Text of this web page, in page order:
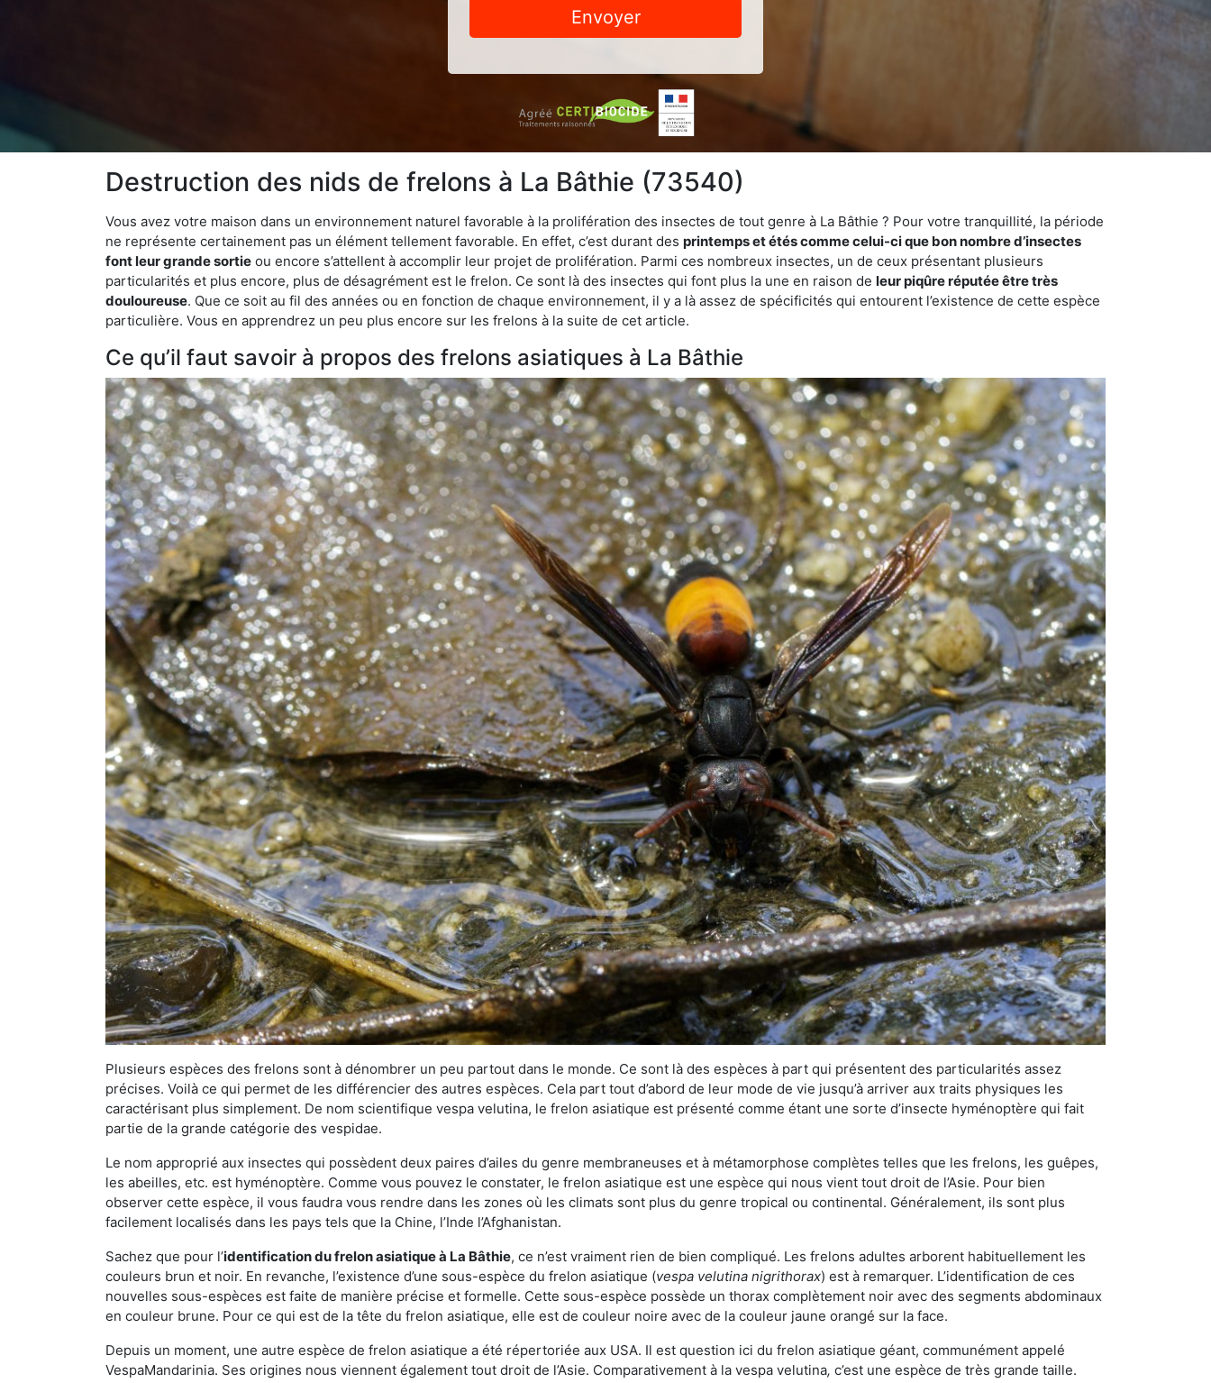
Envoyer
Destruction des nids de frelons à La Bâthie (73540)
Vous avez votre maison dans un environnement naturel favorable à la prolifération des insectes de tout genre à La Bâthie ? Pour votre tranquillité, la période
ne représente certainement pas un élément tellement favorable. En effet, c’est durant des printemps et étés comme celui-ci que bon nombre d’insectes
font leur grande sortie ou encore s’attellent à accomplir leur projet de prolifération. Parmi ces nombreux insectes, un de ceux présentant plusieurs
particularités et plus encore, plus de désagrément est le frelon. Ce sont là des insectes qui font plus la une en raison de leur piqûre réputée être très
douloureuse. Que ce soit au fil des années ou en fonction de chaque environnement, il y a là assez de spécificités qui entourent l’existence de cette espèce
particulière. Vous en apprendrez un peu plus encore sur les frelons à la suite de cet article.
Ce qu’il faut savoir à propos des frelons asiatiques à La Bâthie
Plusieurs espèces des frelons sont à dénombrer un peu partout dans le monde. Ce sont là des espèces à part qui présentent des particularités assez
précises. Voilà ce qui permet de les différencier des autres espèces. Cela part tout d’abord de leur mode de vie jusqu’à arriver aux traits physiques les
caractérisant plus simplement. De nom scientifique vespa velutina, le frelon asiatique est présenté comme étant une sorte d’insecte hyménoptère qui fait
partie de la grande catégorie des vespidae.
Le nom approprié aux insectes qui possèdent deux paires d’ailes du genre membraneuses et à métamorphose complètes telles que les frelons, les guêpes,
les abeilles, etc. est hyménoptère. Comme vous pouvez le constater, le frelon asiatique est une espèce qui nous vient tout droit de l’Asie. Pour bien
observer cette espèce, il vous faudra vous rendre dans les zones où les climats sont plus du genre tropical ou continental. Généralement, ils sont plus
facilement localisés dans les pays tels que la Chine, l’Inde l’Afghanistan.
Sachez que pour l’identification du frelon asiatiqueà La Bâthie, ce n’est vraiment rien de bien compliqué. Les frelons adultes arborent habituellement les
couleurs brun et noir. En revanche, l’existence d’une sous-espèce du frelon asiatique (vespa velutina nigrithorax) est à remarquer. L’identification de ces
nouvelles sous-espèces est faite de manière précise et formelle. Cette sous-espèce possède un thorax complètement noir avec des segments abdominaux
en couleur brune. Pour ce qui est de la tête du frelon asiatique, elle est de couleur noire avec de la couleur jaune orangé sur la face.
Depuis un moment, une autre espèce de frelon asiatique a été répertoriée aux USA. Il est question ici du frelon asiatique géant, communément appelé
VespaMandarinia. Ses origines nous viennent également tout droit de l’Asie. Comparativement à la vespa velutina, c’est une espèce de très grande taille.